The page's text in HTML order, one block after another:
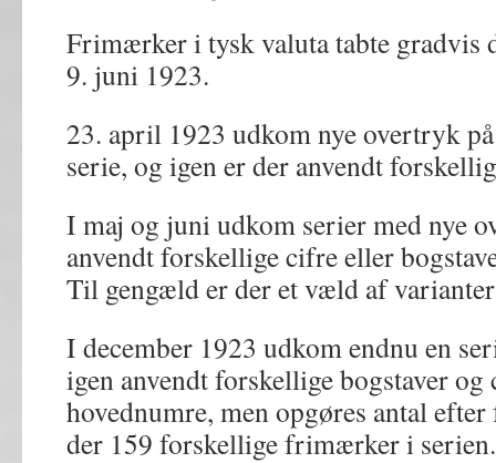
Frimærker i tysk valuta tabte gradvis
9. juni 1923.
23. april 1923 udkom nye overtryk
serie, og igen er der anvendt
I maj og juni udkom serier med nye
anvendt forskellige cifre eller
Til gengæld er der et væld af
I december 1923 udkom endnu en
igen anvendt forskellige bogstaver
hovednumre, men opgøres antal
der 159 forskellige frimærker i serien.